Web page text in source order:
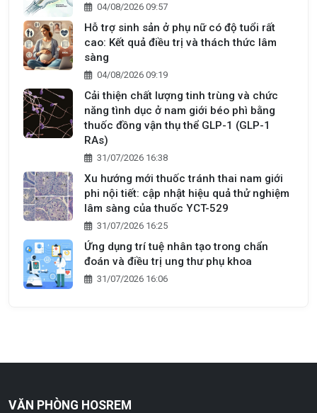
04/08/2026 09:57
Hỗ trợ sinh sản ở phụ nữ có độ tuổi rất
cao: Kết quả điều trị và thách thức lâm
sàng
04/08/2026 09:19
Cải thiện chất lượng tinh trùng và chức
năng tình dục ở nam giới béo phì bằng
thuốc đồng vận thụ thể GLP-1 (GLP-1
RAs)
31/07/2026 16:38
Xu hướng mới thuốc tránh thai nam giới
phi nội tiết: cập nhật hiệu quả thử nghiệm
lâm sàng của thuốc YCT-529
31/07/2026 16:25
Ứng dụng trí tuệ nhân tạo trong chẩn
đoán và điều trị ung thư phụ khoa
31/07/2026 16:06
VĂN PHÒNG HOSREM